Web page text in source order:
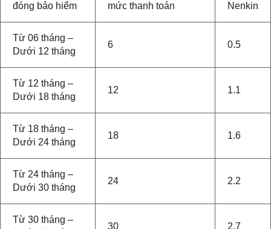
đóng bảo hiểm
mức thanh toán
Nenkin
Từ 06 tháng –
Dưới 12 tháng
6 0.5
Từ 12 tháng –
Dưới 18 tháng
12 1.1
Từ 18 tháng –
Dưới 24 tháng
18 1.6
Từ 24 tháng –
Dưới 30 tháng
24 2.2
Từ 30 tháng –
30 2.7